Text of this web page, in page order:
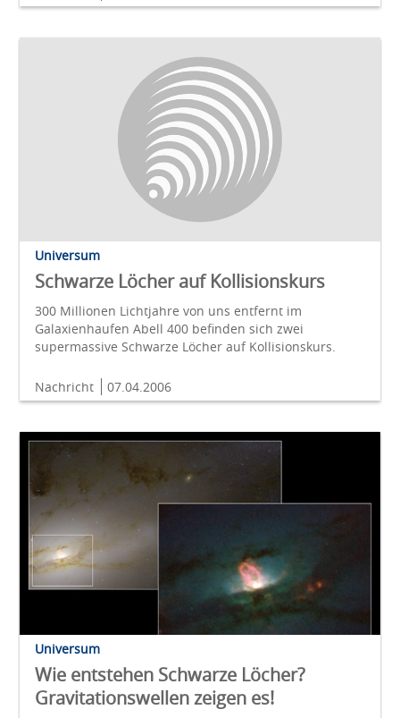
Universum
Schwarze Löcher auf Kollisionskurs
300 Millionen Lichtjahre von uns entfernt im
Galaxienhaufen Abell 400 befinden sich zwei
supermassive Schwarze Löcher auf Kollisionskurs.
Nachricht 07.04.2006
Universum
Wie entstehen Schwarze Löcher?
Gravitationswellen zeigen es!